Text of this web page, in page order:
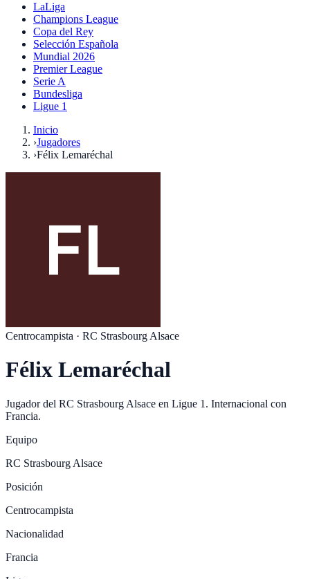
LaLiga
Champions League
Copa del Rey
Selección Española
Mundial 2026
Premier League
Serie A
Bundesliga
Ligue 1
Inicio
›Jugadores
›Félix Lemaréchal
Centrocampista · RC Strasbourg Alsace
Félix Lemaréchal
Jugador del RC Strasbourg Alsace en Ligue 1 . Internacional con
Francia.
Equipo
RC Strasbourg Alsace
Posición
Centrocampista
Nacionalidad
Francia